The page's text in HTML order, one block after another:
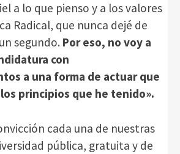
a lo que pienso y a los valores
Radical, que nunca dejé de
segundo. Por eso, no voy a
con
a una forma de actuar que
principios que he tenido».
cada una de nuestras
pública, gratuita y de